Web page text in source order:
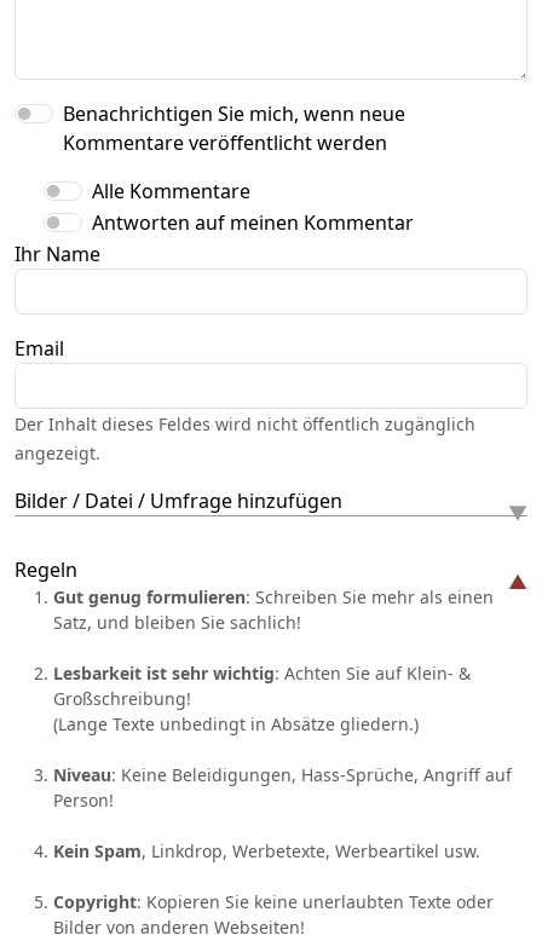
Benachrichtigen Sie mich, wenn neue
Kommentare veröffentlicht werden
Alle Kommentare
Antworten auf meinen Kommentar
Ihr Name
Email
Der Inhalt dieses Feldes wird nicht öffentlich zugänglich
angezeigt.
Bilder / Datei / Umfrage hinzufügen
Regeln
Gut genug formulieren: Schreiben Sie mehr als einen
Satz, und bleiben Sie sachlich!
Lesbarkeit ist sehr wichtig: Achten Sie auf Klein- &
Großschreibung!
(Lange Texte unbedingt in Absätze gliedern.)
Niveau: Keine Beleidigungen, Hass-Sprüche, Angriff auf
Person!
Kein Spam, Linkdrop, Werbetexte, Werbeartikel usw.
Copyright: Kopieren Sie keine unerlaubten Texte oder
Bilder von anderen Webseiten!